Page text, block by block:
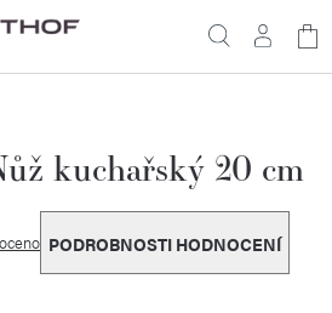
kuchařský 20 cm
PODROBNOSTI HODNOCENÍ